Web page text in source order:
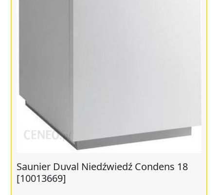
Saunier Duval Niedźwiedź Condens 18
[10013669]